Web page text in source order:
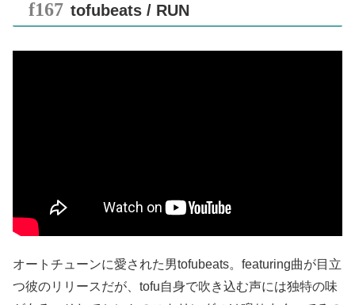
tofubeats / RUN
オートチューンに愛された男tofubeats。featuring曲が目立
つ彼のリリースだが、tofu自身で吹き込む声には独特の味